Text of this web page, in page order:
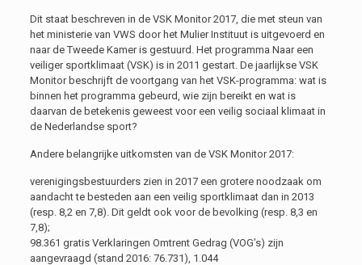
Dit staat beschreven in de VSK Monitor 2017, die met steun van
het ministerie van VWS door het Mulier Instituut is uitgevoerd en
naar de Tweede Kamer is gestuurd. Het programma Naar een
veiliger sportklimaat (VSK) is in 2011 gestart. De jaarlijkse VSK
Monitor beschrijft de voortgang van het VSK-programma: wat is
binnen het programma gebeurd, wie zijn bereikt en wat is
daarvan de betekenis geweest voor een veilig sociaal klimaat in
de Nederlandse sport?
Andere belangrijke uitkomsten van de VSK Monitor 2017:
verenigingsbestuurders zien in 2017 een grotere noodzaak om
aandacht te besteden aan een veilig sportklimaat dan in 2013
(resp. 8,2 en 7,8). Dit geldt ook voor de bevolking (resp. 8,3 en
7,8);
98.361 gratis Verklaringen Omtrent Gedrag (VOG’s) zijn
aangevraagd (stand 2016: 76.731), 1.044